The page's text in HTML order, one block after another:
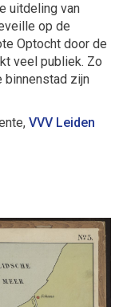
uitdeling van
op de
Optocht door de
veel publiek. Zo
binnenstad zijn
VVV Leiden